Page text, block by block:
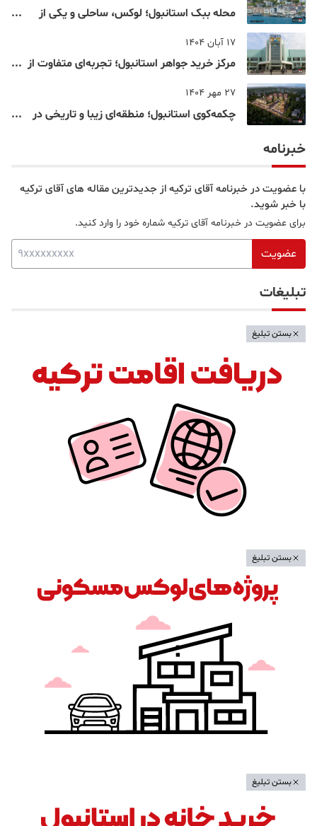
محله ببک استانبول؛ لوکس، ساحلی و یکی از
17 آبان 1404
مرکز خرید جواهر استانبول؛ تجربه‌ای متفاوت از
27 مهر 1404
چکمه‌کوی استانبول؛ منطقه‌ای زیبا و تاریخی در
خبرنامه
با عضویت در خبرنامه آقای ترکیه از جدیدترین مقاله های آقای ترکیه
با خبر شوید.
برای عضویت در خبرنامه آقای ترکیه شماره خود را وارد کنید.
عضویت
تبلیغات
بستن تبلیغ
بستن تبلیغ
بستن تبلیغ